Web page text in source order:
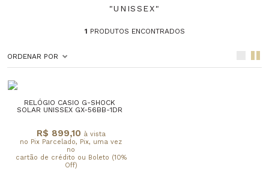
"UNISSEX"
1 PRODUTOS ENCONTRADOS
ORDENAR POR
RELÓGIO CASIO G-SHOCK
SOLAR UNISSEX GX-56BB-1DR
R$ 899,10 à vista
no Pix Parcelado, Pix, uma vez
no
cartão de crédito ou Boleto (10%
Off)